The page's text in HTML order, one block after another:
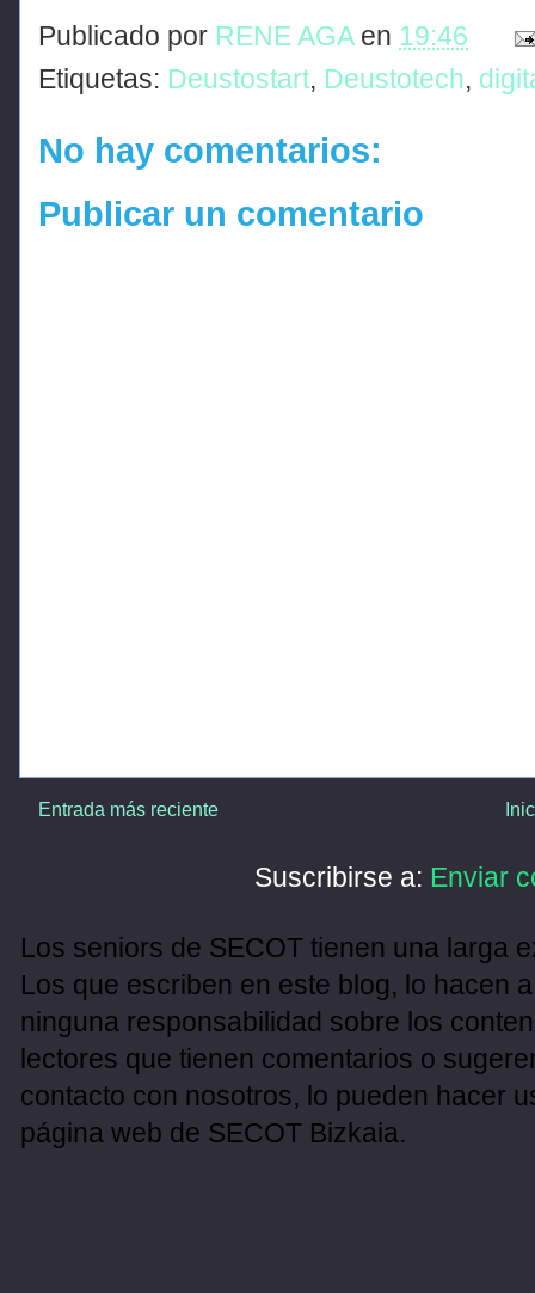
Publicado por RENE AGA en 19:46
Etiquetas: Deustostart, Deustotech,
No hay comentarios:
Publicar un comentario
Entrada más reciente
Suscribirse a: Enviar
Los seniors de SECOT tienen una larga
Los que escriben en este blog, lo hacen
ninguna responsabilidad sobre los
lectores que tienen comentarios o
contacto con nosotros, lo pueden hacer
página web de SECOT Bizkaia.